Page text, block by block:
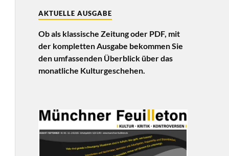
AKTUELLE AUSGABE
Ob als klassische Zeitung oder PDF, mit
der kompletten Ausgabe bekommen Sie
den umfassenden Überblick über das
monatliche Kulturgeschehen.